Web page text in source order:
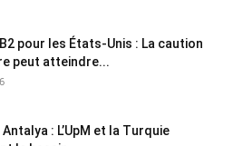
pour les États-Unis : La caution
peut atteindre...
Antalya : L’UpM et la Turquie